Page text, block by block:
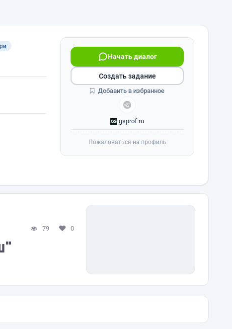
Начать диалог
gsprof.ru
Создать задание
Добавить в избранное
Пожаловаться на профиль
79 0